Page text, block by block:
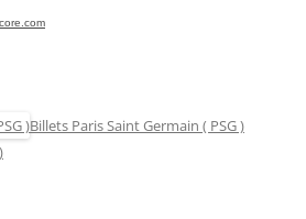
Billets Paris Saint Germain ( PSG )